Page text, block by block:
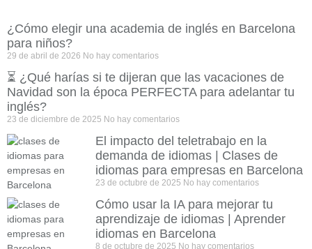
¿Cómo elegir una academia de inglés en Barcelona
para niños?
29 de abril de 2026 No hay comentarios
⏳ ¿Qué harías si te dijeran que las vacaciones de
Navidad son la época PERFECTA para adelantar tu
inglés?
23 de diciembre de 2025 No hay comentarios
El impacto del teletrabajo en la
demanda de idiomas | Clases de
idiomas para empresas en Barcelona
23 de octubre de 2025 No hay comentarios
Cómo usar la IA para mejorar tu
aprendizaje de idiomas | Aprender
idiomas en Barcelona
8 de octubre de 2025 No hay comentarios